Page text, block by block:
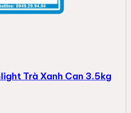
Trà Xanh Can 3.5kg